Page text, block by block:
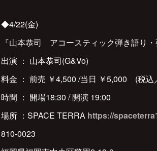
◆4/22(金)
『山本恭司 アコースティック弾き語り
出演 ： 山本恭司(G&Vo)
料金 ： 前売 ￥4,500 /当日 ￥5,000 (税込
時間 ： 開場18:30 / 開演 19:00
場所 ：SPACE TERRA https://
810-0023